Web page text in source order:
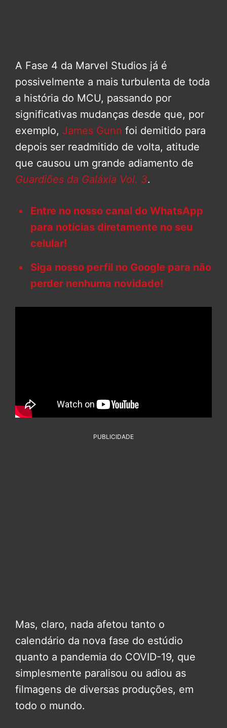
A Fase 4 da Marvel Studios já é
possivelmente a mais turbulenta de toda
a história do MCU, passando por
significativas mudanças desde que, por
exemplo, James Gunn foi demitido para
depois ser readmitido de volta, atitude
que causou um grande adiamento de
Guardiões da Galáxia Vol. 3.
Entre no nosso canal do WhatsApp
para notícias diretamente no seu
celular!
Siga nosso perfil no Google para não
perder nenhuma novidade!
PUBLICIDADE
Mas, claro, nada afetou tanto o
calendário da nova fase do estúdio
quanto a pandemia do COVID-19, que
simplesmente paralisou ou adiou as
filmagens de diversas produções, em
todo o mundo.